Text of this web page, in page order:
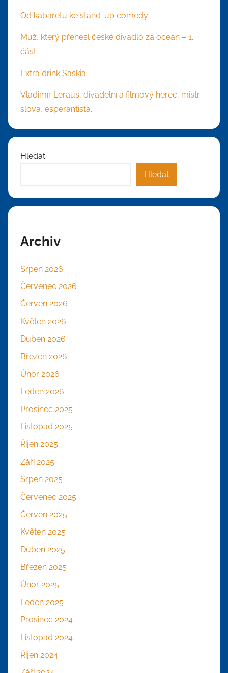
Od kabaretu ke stand-up comedy
Muž, který přenesl české divadlo za oceán – 1.
část
Extra drink Saskia
Vladimír Leraus, divadelní a filmový herec, mistr
slova, esperantista.
Hledat
Hledat
Archiv
Srpen 2026
Červenec 2026
Červen 2026
Květen 2026
Duben 2026
Březen 2026
Únor 2026
Leden 2026
Prosinec 2025
Listopad 2025
Říjen 2025
Září 2025
Srpen 2025
Červenec 2025
Červen 2025
Květen 2025
Duben 2025
Březen 2025
Únor 2025
Leden 2025
Prosinec 2024
Listopad 2024
Říjen 2024